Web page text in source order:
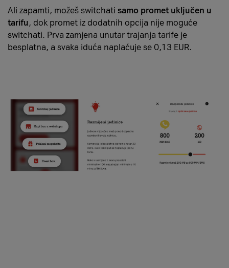
Ali zapamti, možeš switchati samo promet uključen u
tarifu, dok promet iz dodatnih opcija nije moguće
switchati. Prva zamjena unutar trajanja tarife je
besplatna, a svaka iduća naplaćuje se 0,13 EUR.